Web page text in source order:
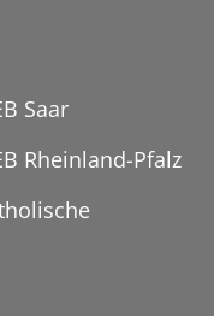
Saar
Rheinland-Pfalz